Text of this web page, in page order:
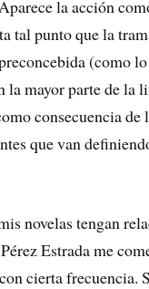
la acción
tal punto que la
(como
la mayor parte de la
consecuencia
que van
tengan
Estrada me
cierta frecuencia.